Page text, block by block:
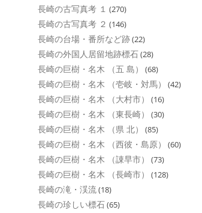
長崎の古写真考 １ (270)
長崎の古写真考 ２ (146)
長崎の台場・番所など跡(22)
長崎の外国人居留地跡標石(28)
長崎の巨樹・名木 （五 島） (68)
長崎の巨樹・名木 （壱岐・対馬） (42)
長崎の巨樹・名木 （大村市） (16)
長崎の巨樹・名木 （東長崎） (30)
長崎の巨樹・名木 （県 北） (85)
長崎の巨樹・名木 （西彼・島原） (60)
長崎の巨樹・名木 （諌早市） (73)
長崎の巨樹・名木 （長崎市） (128)
長崎の滝・渓流(18)
長崎の珍しい標石(65)